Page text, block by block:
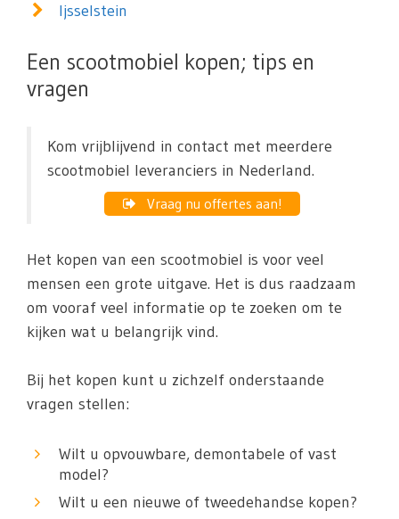
Ijsselstein
Een scootmobiel kopen; tips en
vragen
Kom vrijblijvend in contact met meerdere
scootmobiel leveranciers in Nederland.
Vraag nu offertes aan!
Het kopen van een scootmobiel is voor veel
mensen een grote uitgave. Het is dus raadzaam
om vooraf veel informatie op te zoeken om te
kijken wat u belangrijk vind.
Bij het kopen kunt u zichzelf onderstaande
vragen stellen:
Wilt u opvouwbare, demontabele of vast
model?
Wilt u een nieuwe of tweedehandse kopen?